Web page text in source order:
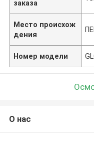
заказа
Место происхож
дения
Номер модели
О нас